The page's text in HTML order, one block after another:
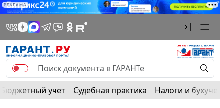
РЕКЛАМА
Бюджетный учет Судебная практика Налоги и